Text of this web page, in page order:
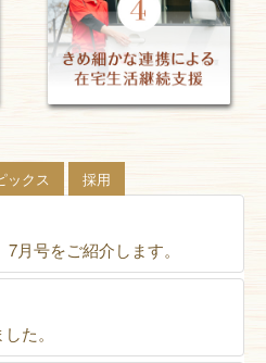
ックス 採用
月号をご紹介します。
た。